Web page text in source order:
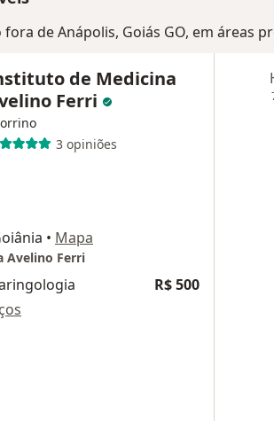
de Anápolis, Goiás GO, em áreas
de Medicina
Ferri
3 opiniões
• Mapa
Avelino Ferri
R$ 500